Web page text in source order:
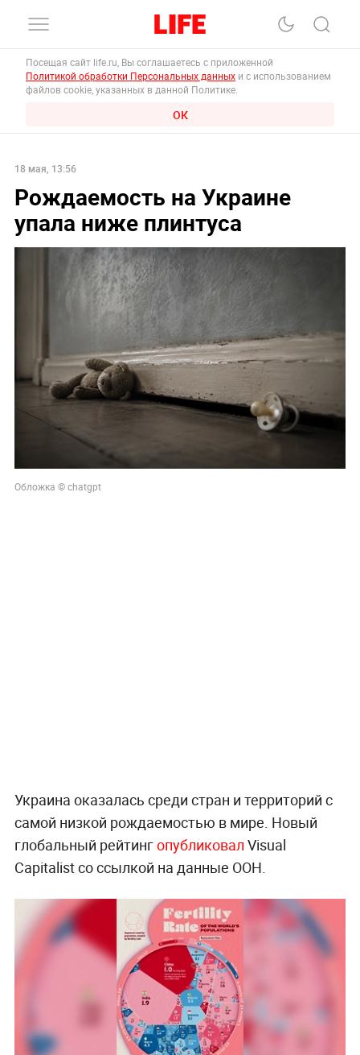
Посещая сайт life.ru, Вы соглашаетесь с приложенной
Политикой обработки Персональных данных и с использованием
файлов cookie, указанных в данной Политике.
ОК
18 мая, 13:56
Рождаемость на Украине
упала ниже плинтуса
Обложка © chatgpt
Украина оказалась среди стран и территорий с
самой низкой рождаемостью в мире. Новый
глобальный рейтингопубликовал Visual
Capitalist со ссылкой на данные ООН.